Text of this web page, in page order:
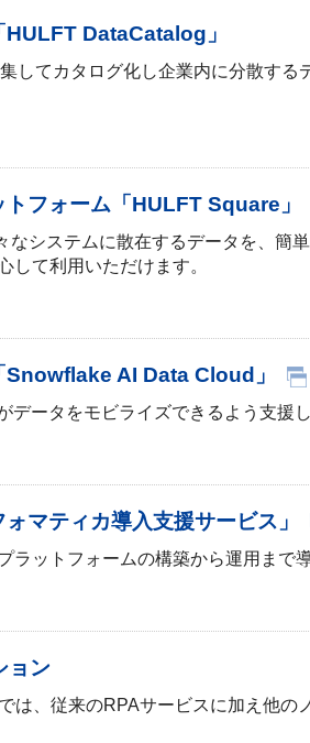
DataCatalog」
してカタログ化し企業内に分散す
フォーム「HULFT Square」
システムに散在するデータを、簡
して利用いただけます。
Snowflake AI Data Cloud」
ータをモビライズできるよう支援し
マティカ導入支援サービス」
ットフォームの構築から運用まで
ョン
は、従来のRPAサービスに加え他